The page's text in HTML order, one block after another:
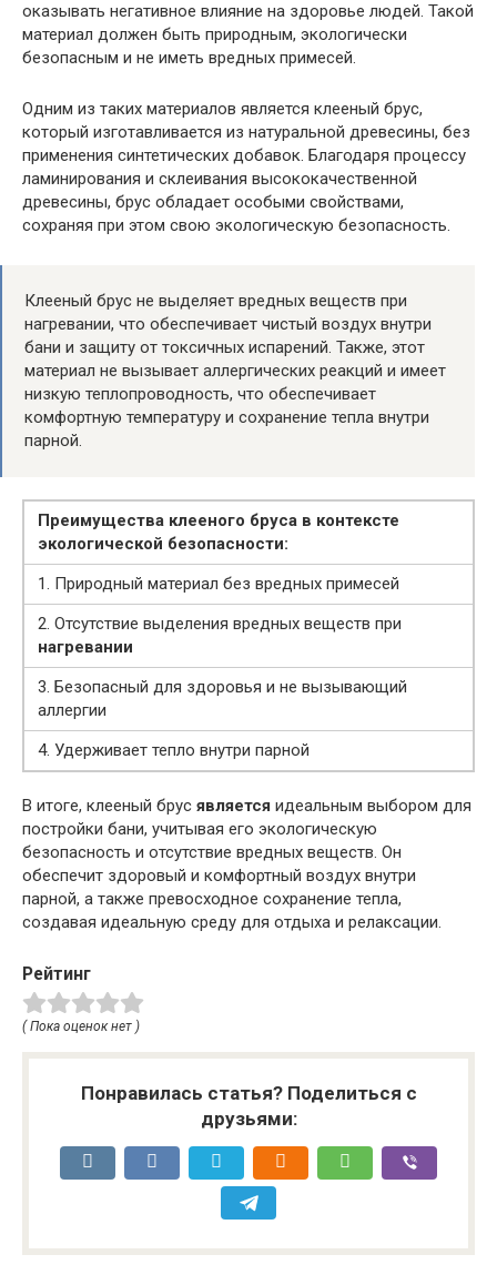
оказывать негативное влияние на здоровье людей. Такой
материал должен быть природным, экологически
безопасным и не иметь вредных примесей.
Одним из таких материалов является клееный брус,
который изготавливается из натуральной древесины, без
применения синтетических добавок. Благодаря процессу
ламинирования и склеивания высококачественной
древесины, брус обладает особыми свойствами,
сохраняя при этом свою экологическую безопасность.
Клееный брус не выделяет вредных веществ при
нагревании, что обеспечивает чистый воздух внутри
бани и защиту от токсичных испарений. Также, этот
материал не вызывает аллергических реакций и имеет
низкую теплопроводность, что обеспечивает
комфортную температуру и сохранение тепла внутри
парной.
Преимущества клееного бруса в контексте
экологической безопасности:
1. Природный материал без вредных примесей
2. Отсутствие выделения вредных веществ при
нагревании
3. Безопасный для здоровья и не вызывающий
аллергии
4. Удерживает тепло внутри парной
В итоге, клееный брус является идеальным выбором для
постройки бани, учитывая его экологическую
безопасность и отсутствие вредных веществ. Он
обеспечит здоровый и комфортный воздух внутри
парной, а также превосходное сохранение тепла,
создавая идеальную среду для отдыха и релаксации.
Рейтинг
( Пока оценок нет )
Понравилась статья? Поделиться с
друзьями: